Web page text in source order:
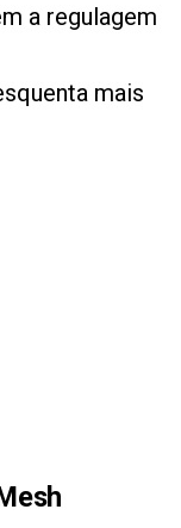
a regulagem
mais